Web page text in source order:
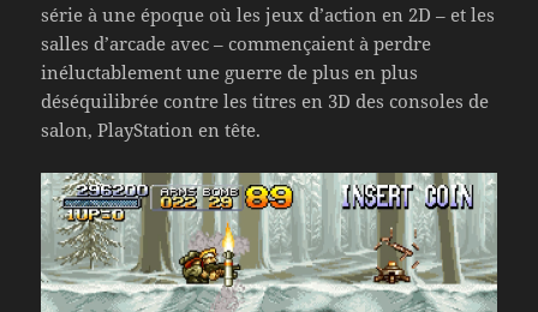
série à une époque où les jeux d’action en 2D – et les
salles d’arcade avec – commençaient à perdre
inéluctablement une guerre de plus en plus
déséquilibrée contre les titres en 3D des consoles de
salon, PlayStation en tête.